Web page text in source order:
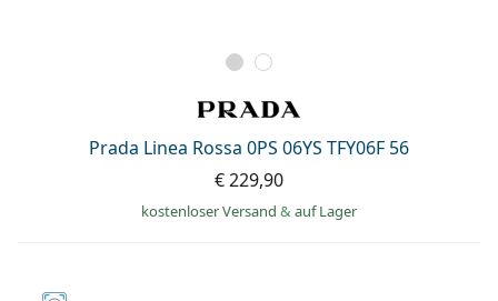
Prada Linea Rossa 0PS 06YS TFY06F 56
€ 229,90
kostenloser Versand & auf Lager